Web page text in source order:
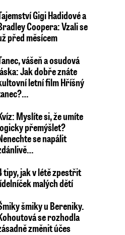
Gigi Hadidové a
Coopera: Vzali se
před měsícem
vášeň a osudová
Jak dobře znáte
letní film Hříšný
Myslíte si, že umíte
přemýšlet?
se napálit
tipy, jak v létě zpestřit
malých dětí
šmiky u Bereniky.
se rozhodla
změnit účes